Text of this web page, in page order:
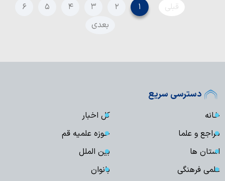
قبلی ۱ ۲ ۳ ۴ ۵
۶
بعدی
دسترسی سریع
خانه
کل اخبار
مراجع و علما
حوزه علمیه قم
استان ها
بین الملل
علمی فرهنگی
بانوان